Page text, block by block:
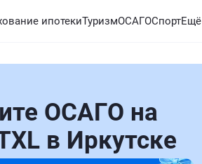
ипотекиТуризмОСАГОСпортЕщё
ОСАГО на
в Иркутске